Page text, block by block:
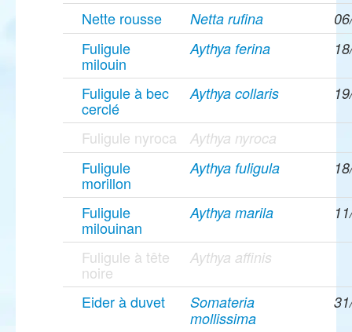
Nette rousse Netta rufina
Fuligule
milouin
Aythya ferina
Fuligule à bec
cerclé
Aythya collaris
Fuligule nyroca Aythya nyroca
Fuligule
morillon
Aythya fuligula
Fuligule
milouinan
Aythya marila
Fuligule à tête
noire
Aythya affinis
Eider à duvet
Somateria
mollissima